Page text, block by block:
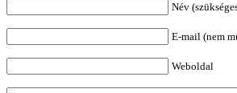
Név
E-mail (nem
Weboldal